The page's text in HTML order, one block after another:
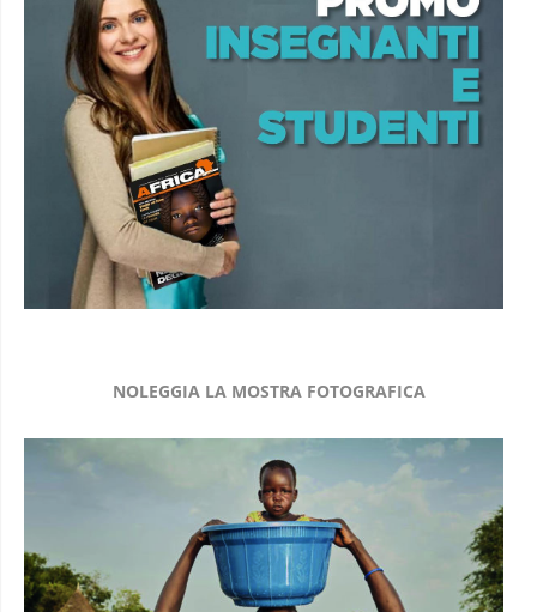
NOLEGGIA LA MOSTRA FOTOGRAFICA